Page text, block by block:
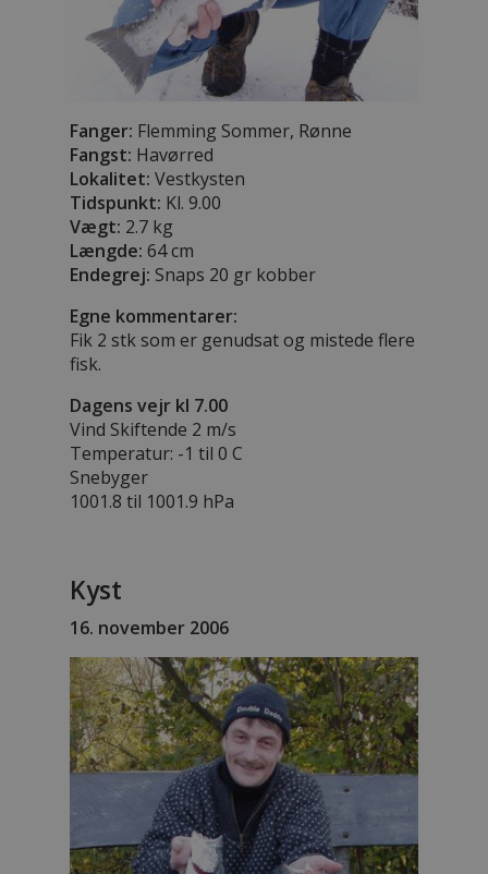
Fanger: Flemming Sommer, Rønne
Fangst: Havørred
Lokalitet: Vestkysten
Tidspunkt: Kl. 9.00
Vægt: 2.7 kg
Længde: 64 cm
Endegrej: Snaps 20 gr kobber
Egne kommentarer:
Fik 2 stk som er genudsat og mistede flere
fisk.
Dagens vejr kl 7.00
Vind Skiftende 2 m/s
Temperatur: -1 til 0 C
Snebyger
1001.8 til 1001.9 hPa
Kyst
16. november 2006